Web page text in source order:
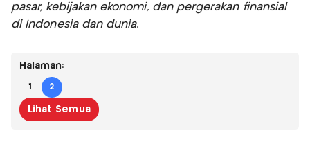
pasar, kebijakan ekonomi, dan pergerakan finansial
di Indonesia dan dunia.
Halaman:
1 2
Lihat Semua